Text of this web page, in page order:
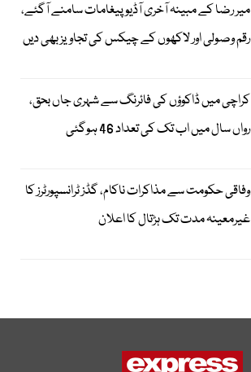
میر رضا کے مبینہ آخری آڈیو پیغامات سامنے آگئے،
رقم وصولی اور لاکھوں کے چیکس کی تجاویز بھی دیں
کراچی میں ڈاکوؤں کی فائرنگ سے شہری جاں بحق،
رواں سال میں اب تک کی تعداد 46 ہوگئی
وفاقی حکومت سے مذاکرات ناکام، گڈز ٹرانسپورٹرز کا
غیرمعینہ مدت تک ہڑتال کا اعلان